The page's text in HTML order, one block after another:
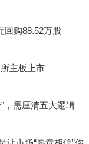
回购88.52万股
主板上市
，需厘清五大逻辑